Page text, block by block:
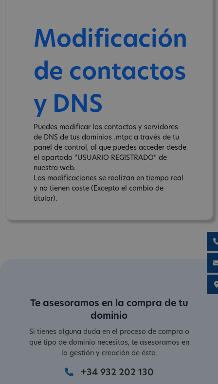
Modificación
de contactos
y DNS
Puedes modificar los contactos y servidores
de DNS de tus dominios .mtpc a través de tu
panel de control, al que puedes acceder desde
el apartado “USUARIO REGISTRADO” de
nuestra web.
Las modificaciones se realizan en tiempo real
y no tienen coste (Excepto el cambio de
titular).
Te asesoramos en la compra de tu
dominio
Si tienes alguna duda en el proceso de compra o
qué tipo de dominio necesitas, te asesoramos en
la gestión y creación de éste.
+34 932 202 130